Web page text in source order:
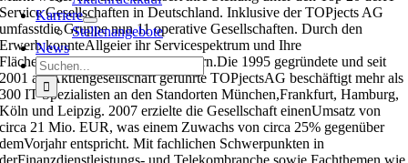
Karriere
Stellenangebote
News
Suche
nach:
Service Gesellschaften in Deutschland. Inklusive der TOPjects AG
umfasstdie Gruppe nun 11 operative Gesellschaften. Durch den
Erwerb konnteAllgeier ihr Servicespektrum und Ihre
Flächenabdeckung weiter vergrößern.Die 1995 gegründete und seit
2001 als Aktiengesellschaft geführte TOPjectsAG beschäftigt mehr als
300 IT-Spezialisten an den Standorten München,Frankfurt, Hamburg,
Köln und Leipzig. 2007 erzielte die Gesellschaft einenUmsatz von
circa 21 Mio. EUR, was einem Zuwachs von circa 25% gegenüber
demVorjahr entspricht. Mit fachlichen Schwerpunkten in
derFinanzdienstleistungs- und Telekombranche sowie Fachthemen wie